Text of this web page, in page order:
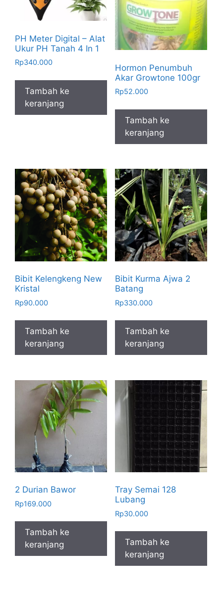
PH Meter Digital – Alat
Ukur PH Tanah 4 In 1
Rp340.000
Tambah ke
keranjang
Hormon Penumbuh
Akar Growtone 100gr
Rp52.000
Tambah ke
keranjang
Bibit Kelengkeng New
Kristal
Rp90.000
Tambah ke
keranjang
Bibit Kurma Ajwa 2
Batang
Rp330.000
Tambah ke
keranjang
2 Durian Bawor
Rp169.000
Tambah ke
keranjang
Tray Semai 128
Lubang
Rp30.000
Tambah ke
keranjang